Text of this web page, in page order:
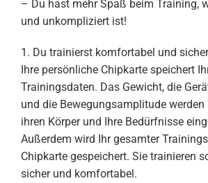
– Du hast mehr Spaß beim Training,
und unkompliziert ist!
1. Du trainierst komfortabel und sicher
Ihre persönliche Chipkarte speichert
Trainingsdaten. Das Gewicht, die
und die Bewegungsamplitude
ihren Körper und Ihre Bedürfnisse
Außerdem wird Ihr gesamter
Chipkarte gespeichert. Sie trainieren
sicher und komfortabel.